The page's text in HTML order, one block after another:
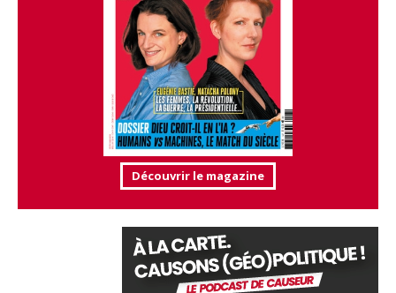
Découvrir le magazine